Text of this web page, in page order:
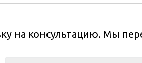
на консультацию. Мы